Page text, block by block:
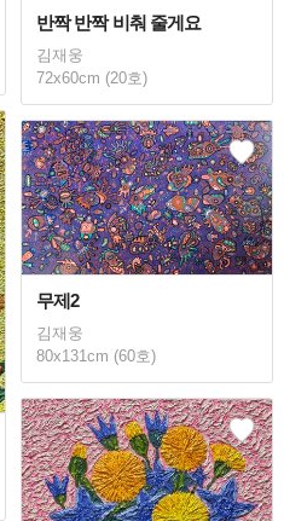
반짝 반짝 비춰 줄게요
김재웅
72x60cm (20호)
무제2
김재웅
80x131cm (60호)